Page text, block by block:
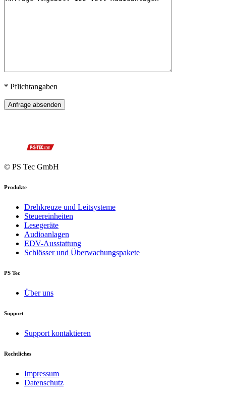
* Pflichtangaben
Anfrage absenden
© PS Tec GmbH
Produkte
Drehkreuze und Leitsysteme
Steuereinheiten
Lesegeräte
Audioanlagen
EDV-Ausstattung
Schlösser und Überwachungspakete
PS Tec
Über uns
Support
Support kontaktieren
Rechtliches
Impressum
Datenschutz